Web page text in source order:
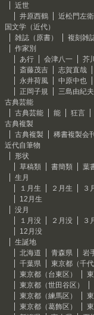
近世
井原西鶴
近松門左
国文学（近代）
雑誌（原書）
複刻雑
作家別
あ行
会津八一 芥
斎藤茂吉
志賀直哉
永井荷風
中原中也
正岡子規
三島由紀夫
古典芸能
古典芸能
能 狂言
古典複製
古典複製
稀書複製会
近代自筆物
形状
草稿類
書簡類 葉
生月
１月生
２月生 ３
12月生
没月
１月没
２月没 ３
12月没
生誕地
北海道
青森県 岩
千葉県
東京都（千代
東京都（台東区）
東京都（世田谷区）
東京都（練馬区）
東京都（葛飾区）